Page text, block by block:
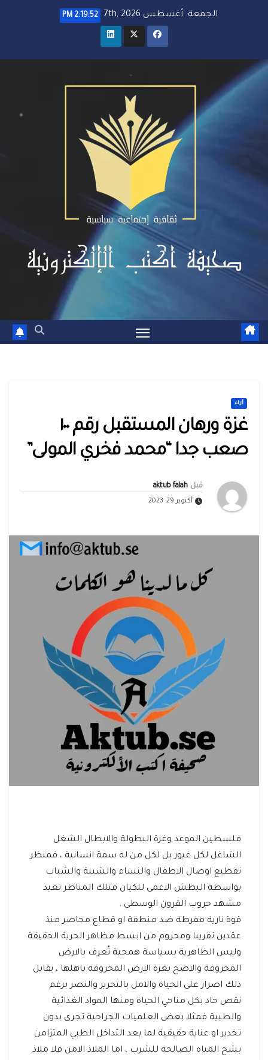
الجمعة. أغسطس 7th, 2026 2:19:53 PM
أراء
غزة ورهان المستقبل رقم ١٠٠
صعب جدا “محمد فخري المولى”
قبل aktub falah
أكتوبر 29, 2023
فلسطين الموعد وغزة البطولة والابطال الشغل
الشاغل لكل غيور بل لكل من له سمة انسانية ، فمنظر
تقطيع اوصال الاطفال والنساء والشيبة والشباب
بواسطة البطش الاعمى للكيان فتلك المناظر تعيد
مشهد حروب القرون الوسطى .
قوة نارية مفرطة ضد منطقة او قطاع محاصر منذ
عقدين تقريبا ومحروم من ابسط مظاهر الحرية الحقيقة
وليس الظاهرية بسياسة همجية تُعرف بالارض
المحروقة والاصح بغزة الارض المحروقة باهلها ، يقابل
ذلك اصرار على الحياة والامل بالتحرير والنصر برغم
نقص حاد بكل مناحي الحياة ومنها المواد الغذائية
والطبية فمثلا بعض العلميات الجراحية تجرى بدون
تخدير او عناية حقيقية لما بعد التداخل الطبي المتزامن
بشح المياه الصالحة للشرب ، اما الملاذ الامن فلا ملاذ